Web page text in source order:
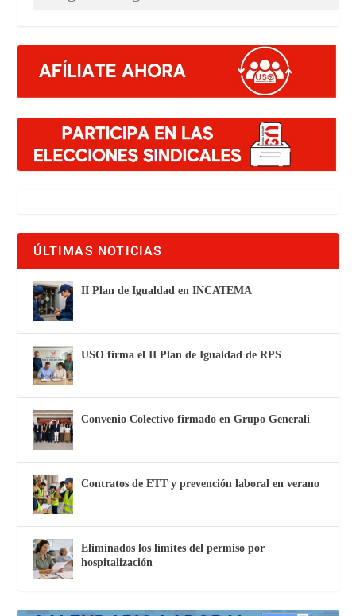
ÚLTIMAS NOTICIAS
II Plan de Igualdad en INCATEMA
USO firma el II Plan de Igualdad de RPS
Convenio Colectivo firmado en Grupo Generali
Contratos de ETT y prevención laboral en verano
Eliminados los límites del permiso por
hospitalización